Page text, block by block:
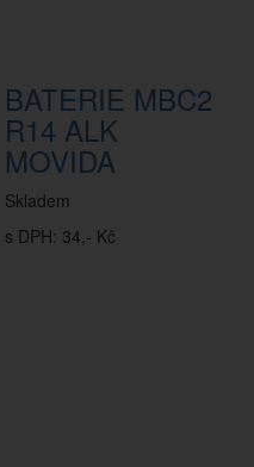
BATERIE MBC2
R14 ALK
MOVIDA
Skladem
s DPH: 34,- Kč